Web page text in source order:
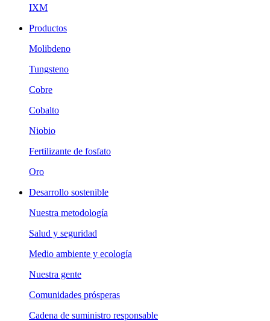
IXM
Productos
Molibdeno
Tungsteno
Cobre
Cobalto
Niobio
Fertilizante de fosfato
Oro
Desarrollo sostenible
Nuestra metodología
Salud y seguridad
Medio ambiente y ecología
Nuestra gente
Comunidades prósperas
Cadena de suministro responsable